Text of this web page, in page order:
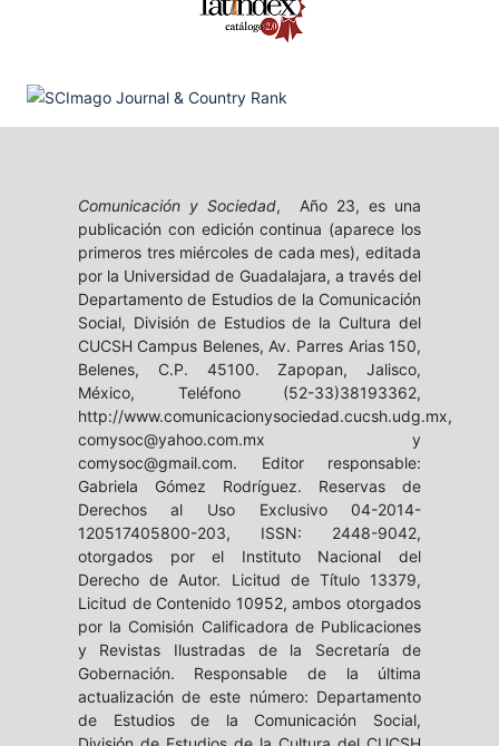
Comunicación y Sociedad, Año 23, es una
publicación con edición continua (aparece los
primeros tres miércoles de cada mes), editada
por la Universidad de Guadalajara, a través del
Departamento de Estudios de la Comunicación
Social, División de Estudios de la Cultura del
CUCSH Campus Belenes, Av. Parres Arias 150,
Belenes, C.P. 45100. Zapopan, Jalisco,
México, Teléfono (52-33)38193362,
http://www.comunicacionysociedad.cucsh.udg.mx,
comysoc@yahoo.com.mx y
comysoc@gmail.com. Editor responsable:
Gabriela Gómez Rodríguez. Reservas de
Derechos al Uso Exclusivo 04-2014-
120517405800-203, ISSN: 2448-9042,
otorgados por el Instituto Nacional del
Derecho de Autor. Licitud de Título 13379,
Licitud de Contenido 10952, ambos otorgados
por la Comisión Calificadora de Publicaciones
y Revistas Ilustradas de la Secretaría de
Gobernación. Responsable de la última
actualización de este número: Departamento
de Estudios de la Comunicación Social,